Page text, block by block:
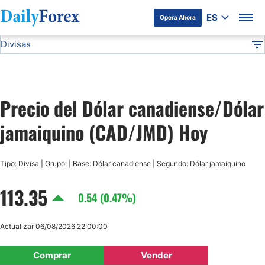
Opera Ahora ES
Divulgación del Anunciante
Divisas
USD/JPY
GBP/USD
AUD/USD
Precio del Dólar canadiense/Dólar
jamaiquino (CAD/JMD) Hoy
Tipo: Divisa | Grupo: | Base: Dólar canadiense | Segundo: Dólar jamaiquino
113.35 0.54 (0.47%)
Comprar Vender
Actualizar 06/08/2026 22:00:00